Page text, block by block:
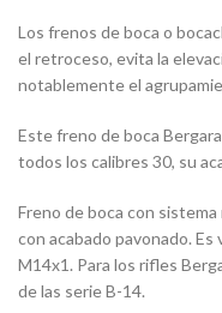
Los frenos de boca o
el retroceso, evita la
notablemente el
Este freno de boca
todos los calibres 30, su
Freno de boca con
con acabado pavonado.
M14x1. Para los rifles
de las serie B-14.